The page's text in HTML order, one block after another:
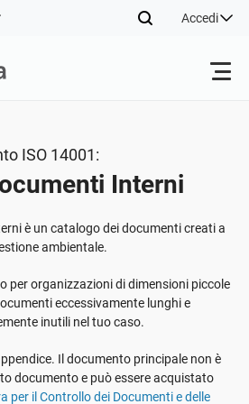
Accedi
ISO 14001:
Interni
è un catalogo dei documenti creati a
ambientale.
per organizzazioni di dimensioni piccole
eccessivamente lunghi e
inutili nel tuo caso.
Il documento principale non è
documento e può essere acquistato
per il Controllo dei Documenti e delle